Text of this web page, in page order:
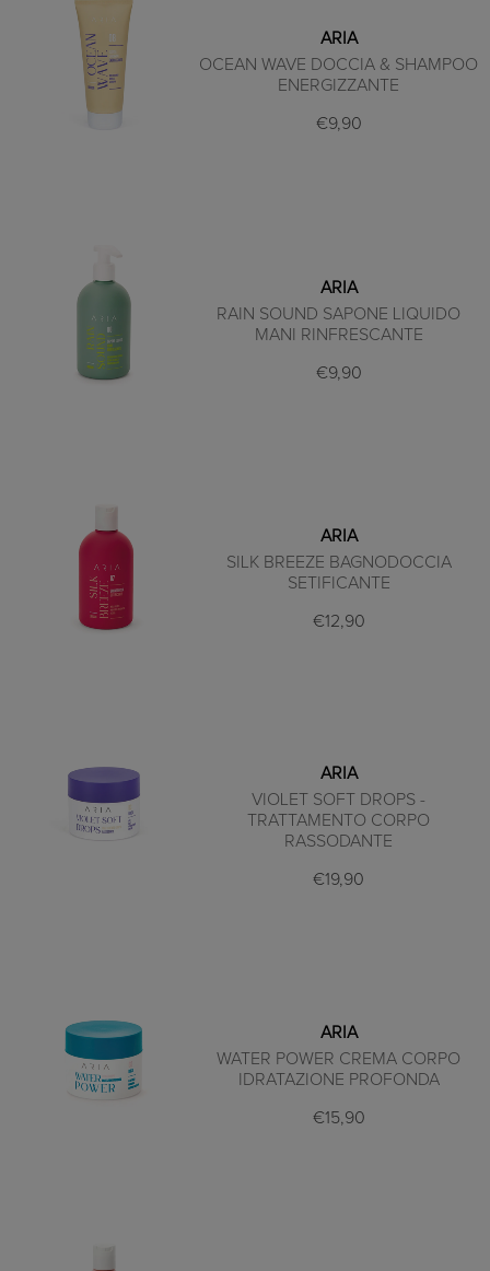
ARIA
OCEAN WAVE DOCCIA & SHAMPOO
ENERGIZZANTE
€9,90
ARIA
RAIN SOUND SAPONE LIQUIDO
MANI RINFRESCANTE
€9,90
ARIA
SILK BREEZE BAGNODOCCIA
SETIFICANTE
€12,90
ARIA
VIOLET SOFT DROPS -
TRATTAMENTO CORPO
RASSODANTE
€19,90
ARIA
WATER POWER CREMA CORPO
IDRATAZIONE PROFONDA
€15,90